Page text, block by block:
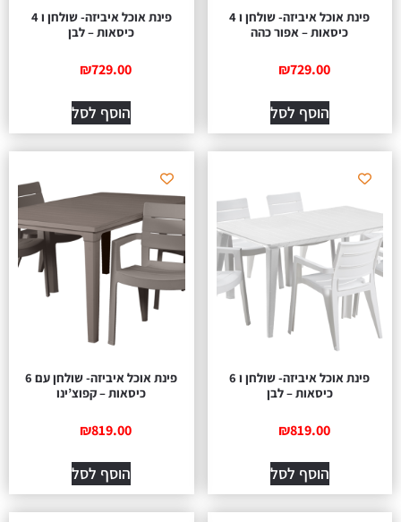
פינת אוכל איביזה- שולחן ו 4
כיסאות – אפור כהה
₪729.00
הוסף לסל
פינת אוכל איביזה- שולחן ו 4
כיסאות – לבן
₪729.00
הוסף לסל
פינת אוכל איביזה- שולחן ו 6
כיסאות – לבן
₪819.00
הוסף לסל
פינת אוכל איביזה- שולחן עם 6
כיסאות – קפוצ’ינו
₪819.00
הוסף לסל